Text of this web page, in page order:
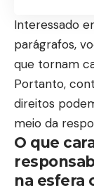
Interessado
parágrafos,
que tornam
Portanto,
direitos
meio da
O que
na esfera